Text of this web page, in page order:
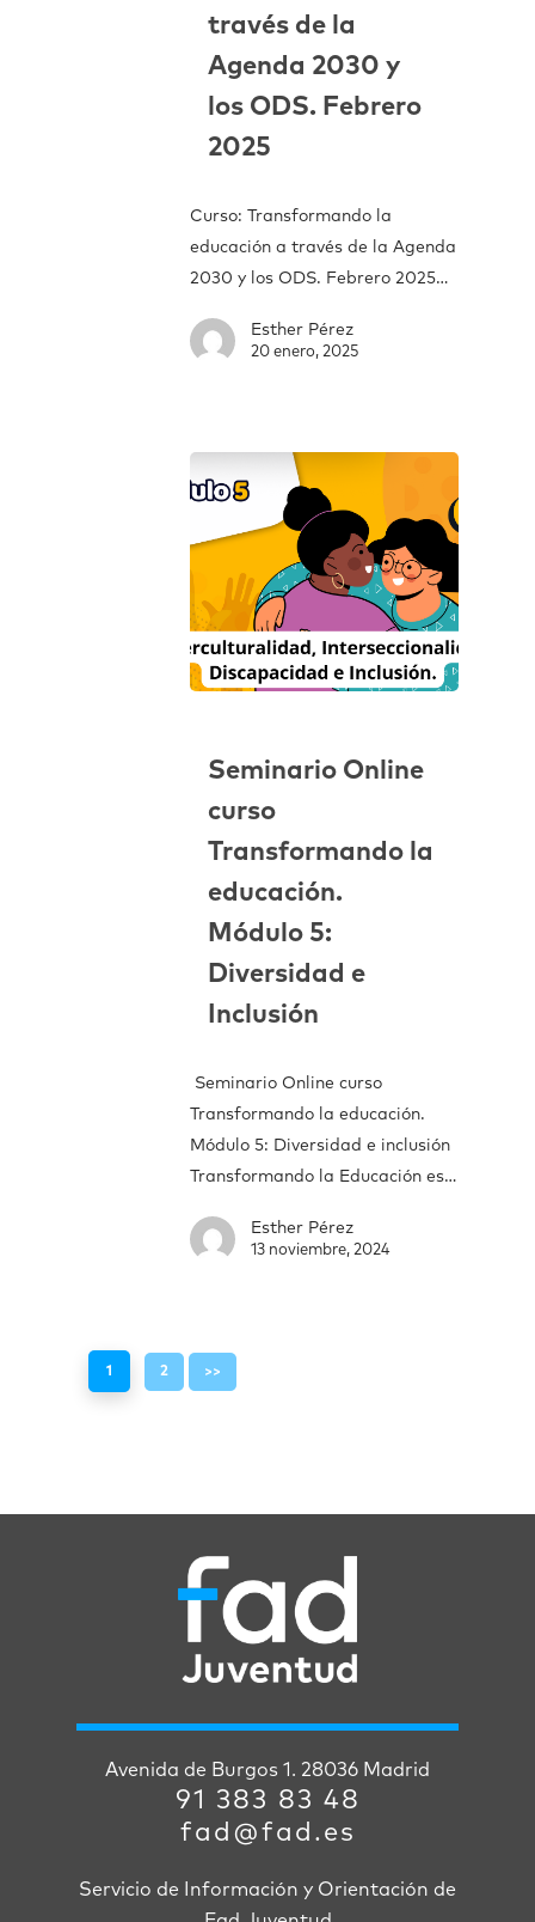
través de la
Agenda 2030 y
los ODS. Febrero
2025
Curso: Transformando la
educación a través de la Agenda
2030 y los ODS. Febrero 2025…
Esther Pérez
20 enero, 2025
Seminario Online
curso
Transformando la
educación.
Módulo 5:
Diversidad e
Inclusión
Seminario Online curso
Transformando la educación.
Módulo 5: Diversidad e inclusión
Transformando la Educación es…
Esther Pérez
13 noviembre, 2024
1 2 >>
Avenida de Burgos 1. 28036 Madrid
91 383 83 48
fad@fad.es
Servicio de Información y Orientación de